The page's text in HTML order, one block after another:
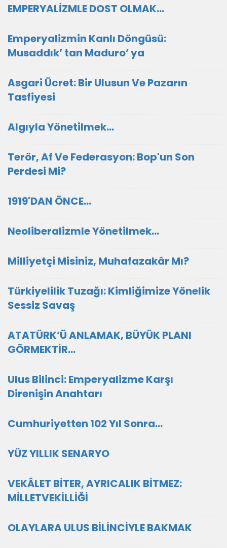
EMPERYALİZMLE DOST OLMAK…
Emperyalizmin Kanlı Döngüsü:
Musaddık’ tan Maduro’ ya
Asgari Ücret: Bir Ulusun Ve Pazarın
Tasfiyesi
Algıyla Yönetilmek…
Terör, Af Ve Federasyon: Bop'un Son
Perdesi Mi?
1919'DAN ÖNCE…
Neoliberalizmle Yönetilmek…
Milliyetçi Misiniz, Muhafazakâr Mı?
Türkiyelilik Tuzağı: Kimliğimize Yönelik
Sessiz Savaş
ATATÜRK’Ü ANLAMAK, BÜYÜK PLANI
GÖRMEKTİR…
Ulus Bilinci: Emperyalizme Karşı
Direnişin Anahtarı
Cumhuriyetten 102 Yıl Sonra…
YÜZ YILLIK SENARYO
VEKÂLET BİTER, AYRICALIK BİTMEZ:
MİLLETVEKİLLİĞİ
OLAYLARA ULUS BİLİNCİYLE BAKMAK